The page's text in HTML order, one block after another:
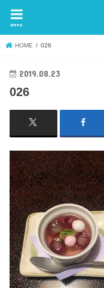
menu
HOME 026
2019.08.23
026